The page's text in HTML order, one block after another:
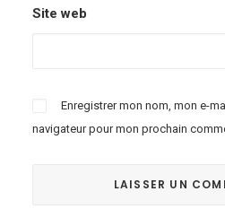
Site web
Enregistrer mon nom, mon e-
navigateur pour mon prochain